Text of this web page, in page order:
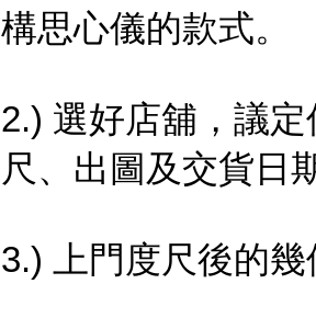
構思心儀的款式。
2.) 選好店舖，議
尺、出圖及交貨日
3.) 上門度尺後的